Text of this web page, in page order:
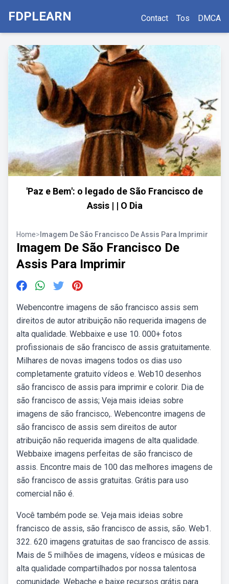
FDPLEARN Contact Tos DMCA
'Paz e Bem': o legado de São Francisco de
Assis | | O Dia
Home> Imagem De São Francisco De Assis Para Imprimir
Imagem De São Francisco De
Assis Para Imprimir
Webencontre imagens de são francisco assis sem
direitos de autor atribuição não requerida imagens de
alta qualidade. Webbaixe e use 10. 000+ fotos
profissionais de são francisco de assis gratuitamente.
Milhares de novas imagens todos os dias uso
completamente gratuito vídeos e. Web10 desenhos
são francisco de assis para imprimir e colorir. Dia de
são francisco de assis; Veja mais ideias sobre
imagens de são francisco,. Webencontre imagens de
são francisco de assis sem direitos de autor
atribuição não requerida imagens de alta qualidade.
Webbaixe imagens perfeitas de são francisco de
assis. Encontre mais de 100 das melhores imagens de
são francisco de assis gratuitas. Grátis para uso
comercial não é.
Você também pode se. Veja mais ideias sobre
francisco de assis, são francisco de assis, são. Web1.
322. 620 imagens gratuitas de sao francisco de assis.
Mais de 5 milhões de imagens, vídeos e músicas de
alta qualidade compartilhados por nossa talentosa
comunidade. Webache e baixe recursos grátis para